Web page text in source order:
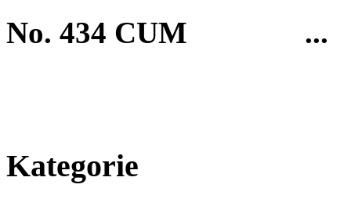
No. 434 CUM ...
Kategorie